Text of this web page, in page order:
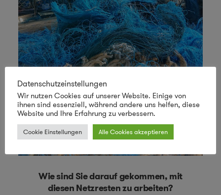
Wie sind Sie darauf gekommen, mit
diesen Netzresten zu arbeiten?
Datenschutzeinstellungen
Wir nutzen Cookies auf unserer Website. Einige von
ihnen sind essenziell, während andere uns helfen, diese
Website und Ihre Erfahrung zu verbessern.
Cookie Einstellungen Alle Cookies akzeptieren